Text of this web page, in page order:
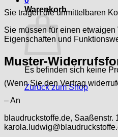
Warenkorb
Es befinden sich keine
Zurück zum Shop
Sie tragen die unmittelbaren
Sie müssen für einen
Eigenschaften und
Muster-
(Wenn Sie den Vertrag
– An
blaudruckstoffe.de, Saaßenstr.